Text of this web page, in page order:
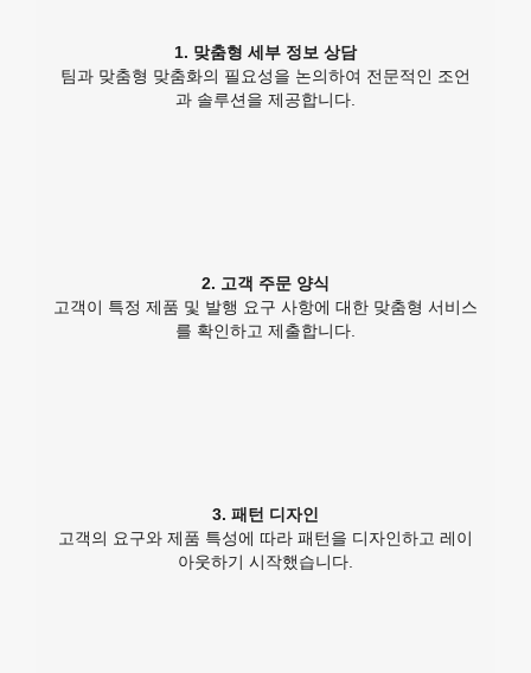
1. 맞춤형 세부 정보 상담
팀과 맞춤형 맞춤화의 필요성을 논의하여 전문적인 조언
과 솔루션을 제공합니다.
2. 고객 주문 양식
고객이 특정 제품 및 발행 요구 사항에 대한 맞춤형 서비스
를 확인하고 제출합니다.
3. 패턴 디자인
고객의 요구와 제품 특성에 따라 패턴을 디자인하고 레이
아웃하기 시작했습니다.